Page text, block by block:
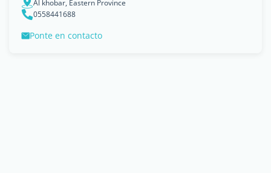
Al khobar, Eastern Province
0558441688
Ponte en contacto